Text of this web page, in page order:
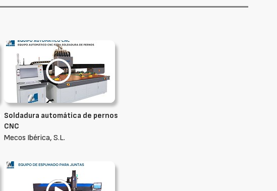
Soldadura automática de pernos
CNC
Mecos Ibérica, S.L.